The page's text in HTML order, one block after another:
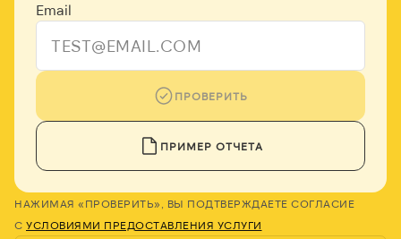
Email
ПРОВЕРИТЬ
ПРИМЕР ОТЧЕТА
НАЖИМАЯ «ПРОВЕРИТЬ», ВЫ ПОДТВЕРЖДАЕТЕ СОГЛАСИЕ
С УСЛОВИЯМИ ПРЕДОСТАВЛЕНИЯ УСЛУГИ